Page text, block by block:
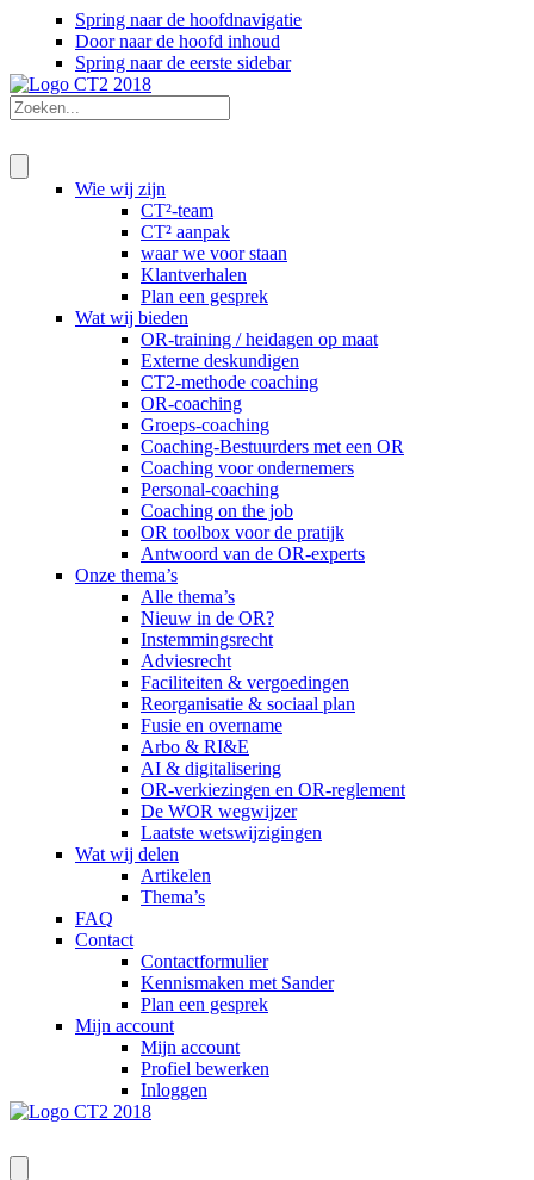
Spring naar de hoofdnavigatie
Door naar de hoofd inhoud
Spring naar de eerste sidebar
Wie wij zijn
CT²-team
CT² aanpak
waar we voor staan
Klantverhalen
Plan een gesprek
Wat wij bieden
OR-training / heidagen op maat
Externe deskundigen
CT2-methode coaching
OR-coaching
Groeps-coaching
Coaching-Bestuurders met een OR
Coaching voor ondernemers
Personal-coaching
Coaching on the job
OR toolbox voor de pratijk
Antwoord van de OR-experts
Onze thema’s
Alle thema’s
Nieuw in de OR?
Instemmingsrecht
Adviesrecht
Faciliteiten & vergoedingen
Reorganisatie & sociaal plan
Fusie en overname
Arbo & RI&E
AI & digitalisering
OR-verkiezingen en OR-reglement
De WOR wegwijzer
Laatste wetswijzigingen
Wat wij delen
Artikelen
Thema’s
FAQ
Contact
Contactformulier
Kennismaken met Sander
Plan een gesprek
Mijn account
Mijn account
Profiel bewerken
Inloggen